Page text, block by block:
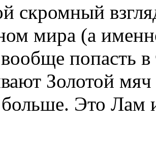
скромный
мира (а
попасть
Золотой
больше. Это